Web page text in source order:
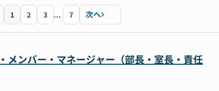
1 2 3 ... 7 次へ
ンバー・マネージャー（部長・室長・責任